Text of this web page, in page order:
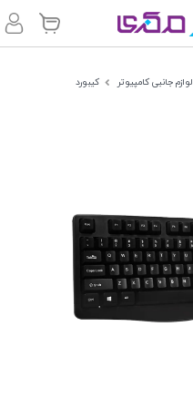
لوازم جانبی کامپیوتر کیبورد